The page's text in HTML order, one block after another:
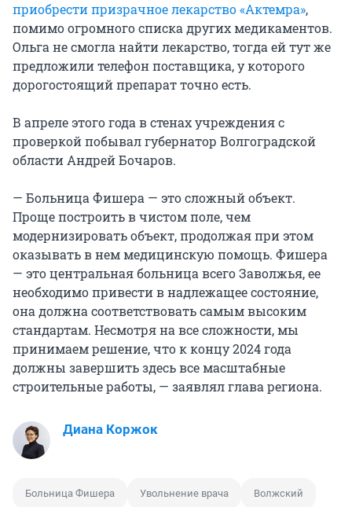
приобрести призрачное лекарство «Актемра»,
помимо огромного списка других медикаментов.
Ольга не смогла найти лекарство, тогда ей тут же
предложили телефон поставщика, у которого
дорогостоящий препарат точно есть.
В апреле этого года в стенах учреждения с
проверкой побывал губернатор Волгоградской
области Андрей Бочаров.
— Больница Фишера — это сложный объект.
Проще построить в чистом поле, чем
модернизировать объект, продолжая при этом
оказывать в нем медицинскую помощь. Фишера
— это центральная больница всего Заволжья, ее
необходимо привести в надлежащее состояние,
она должна соответствовать самым высоким
стандартам. Несмотря на все сложности, мы
принимаем решение, что к концу 2024 года
должны завершить здесь все масштабные
строительные работы, — заявлял глава региона.
Диана Коржок
Больница Фишера Увольнение врача Волжский